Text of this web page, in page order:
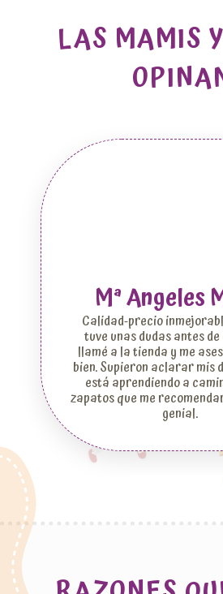
LAS MAMIS
Mª Angeles
Calidad-precio
tuve unas dudas antes
llamé a la tienda y me
bien. Supieron aclarar mis
está aprendiendo a
zapatos que me
genial.